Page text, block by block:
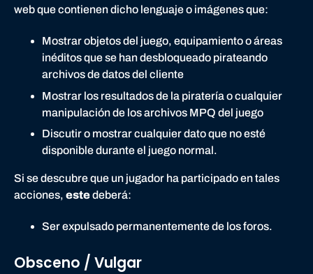
web que contienen dicho lenguaje o imágenes que:
Mostrar objetos del juego, equipamiento o áreas
inéditos que se han desbloqueado pirateando
archivos de datos del cliente
Mostrar los resultados de la piratería o cualquier
manipulación de los archivos MPQ del juego
Discutir o mostrar cualquier dato que no esté
disponible durante el juego normal.
Si se descubre que un jugador ha participado en tales
acciones, estedeberá:
Ser expulsado permanentemente de los foros.
Obsceno / Vulgar